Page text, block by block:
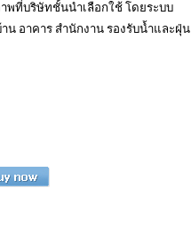
าพที่บริษัทชั้นนำเลือกใช้ โดยระบบ
น อาคาร สำนักงาน รองรับน้ำและฝุ่น